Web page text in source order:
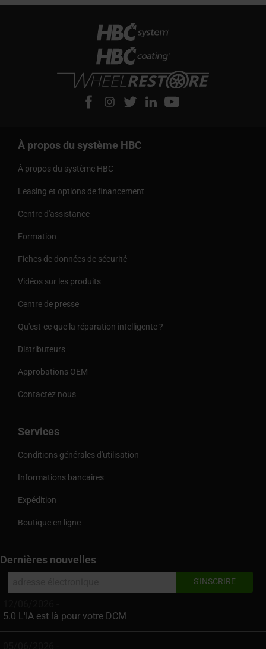
À propos du système HBC
À propos du système HBC
Leasing et options de financement
Centre d'assistance
Formation
Fiches de données de sécurité
Vidéos sur les produits
Centre de presse
Qu'est-ce que la réparation intelligente ?
Distributeurs
Approbations OEM
Contactez nous
Services
Conditions générales d'utilisation
Informations bancaires
Expédition
Boutique en ligne
Dernières nouvelles
5.0 L'IA est là pour votre DCM